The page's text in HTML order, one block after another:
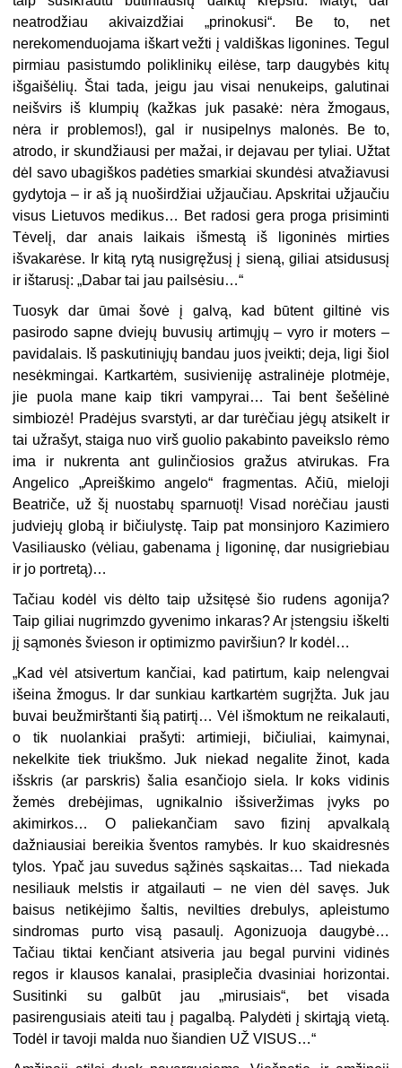
neatrodžiau akivaizdžiai „prinokusi“. Be to, net
nerekomenduojama iškart vežti į valdiškas ligonines. Tegul
pirmiau pasistumdo poliklinikų eilėse, tarp daugybės kitų
išgaišėlių. Štai tada, jeigu jau visai nenukeips, galutinai
neišvirs iš klumpių (kažkas juk pasakė: nėra žmogaus,
nėra ir problemos!), gal ir nusipelnys malonės. Be to,
atrodo, ir skundžiausi per mažai, ir dejavau per tyliai. Užtat
dėl savo ubagiškos padėties smarkiai skundėsi atvažiavusi
gydytoja – ir aš ją nuoširdžiai užjaučiau. Apskritai užjaučiu
visus Lietuvos medikus… Bet radosi gera proga prisiminti
Tėvelį, dar anais laikais išmestą iš ligoninės mirties
išvakarėse. Ir kitą rytą nusigręžusį į sieną, giliai atsidususį
ir ištarusį: „Dabar tai jau pailsėsiu…“
Tuosyk dar ūmai šovė į galvą, kad būtent giltinė vis
pasirodo sapne dviejų buvusių artimųjų – vyro ir moters –
pavidalais. Iš paskutiniųjų bandau juos įveikti; deja, ligi šiol
nesėkmingai. Kartkartėm, susivieniję astralinėje plotmėje,
jie puola mane kaip tikri vampyrai… Tai bent šešėlinė
simbiozė! Pradėjus svarstyti, ar dar turėčiau jėgų atsikelt ir
tai užrašyt, staiga nuo virš guolio pakabinto paveikslo rėmo
ima ir nukrenta ant gulinčiosios gražus atvirukas. Fra
Angelico „Apreiškimo angelo“ fragmentas. Ačiū, mieloji
Beatriče, už šį nuostabų sparnuotį! Visad norėčiau jausti
judviejų globą ir bičiulystę. Taip pat monsinjoro Kazimiero
Vasiliausko (vėliau, gabenama į ligoninę, dar nusigriebiau
ir jo portretą)…
Tačiau kodėl vis dėlto taip užsitęsė šio rudens agonija?
Taip giliai nugrimzdo gyvenimo inkaras? Ar įstengsiu iškelti
jį sąmonės švieson ir optimizmo paviršiun? Ir kodėl…
„Kad vėl atsivertum kančiai, kad patirtum, kaip nelengvai
išeina žmogus. Ir dar sunkiau kartkartėm sugrįžta. Juk jau
buvai beužmirštanti šią patirtį… Vėl išmoktum ne reikalauti,
o tik nuolankiai prašyti: artimieji, bičiuliai, kaimynai,
nekelkite tiek triukšmo. Juk niekad negalite žinot, kada
išskris (ar parskris) šalia esančiojo siela. Ir koks vidinis
žemės drebėjimas, ugnikalnio išsiveržimas įvyks po
akimirkos… O paliekančiam savo fizinį apvalkalą
dažniausiai bereikia šventos ramybės. Ir kuo skaidresnės
tylos. Ypač jau suvedus sąžinės sąskaitas… Tad niekada
nesiliauk melstis ir atgailauti – ne vien dėl savęs. Juk
baisus netikėjimo šaltis, nevilties drebulys, apleistumo
sindromas purto visą pasaulį. Agonizuoja daugybė…
Tačiau tiktai kenčiant atsiveria jau begal purvini vidinės
regos ir klausos kanalai, prasiplečia dvasiniai horizontai.
Susitinki su galbūt jau „mirusiais“, bet visada
pasirengusiais ateiti tau į pagalbą. Palydėti į skirtąją vietą.
Todėl ir tavoji malda nuo šiandien UŽ VISUS…“